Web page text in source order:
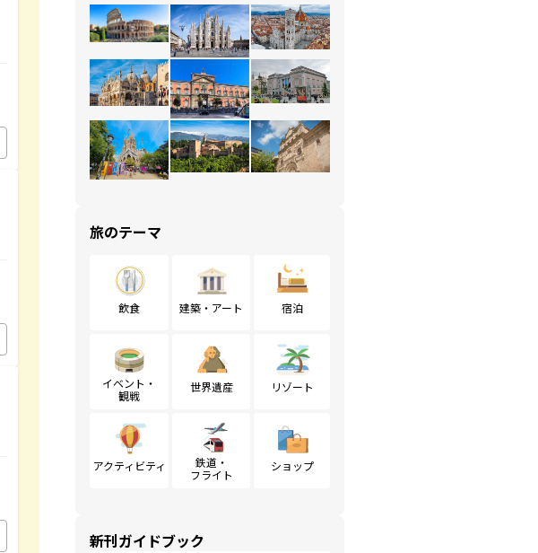
旅のテーマ
飲食 建築・アート 宿泊
イベント・
観戦
世界遺産 リゾート
アクティビティ
鉄道・
フライト
ショップ
新刊ガイドブック